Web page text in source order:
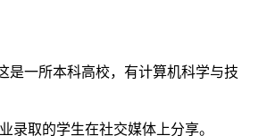
是一所本科高校，有计算机科学与技
录取的学生在社交媒体上分享。